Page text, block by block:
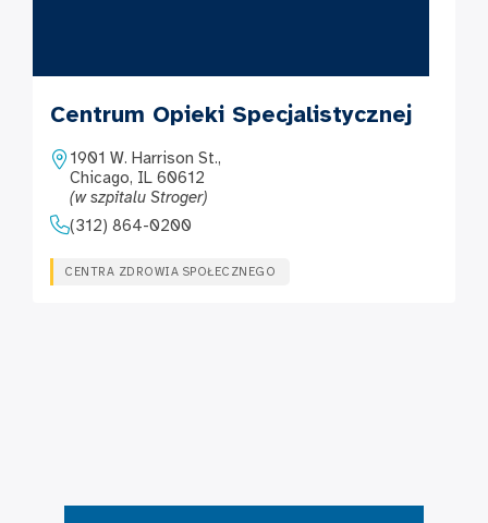
Centrum Opieki Specjalistycznej
1901 W. Harrison St.,
Chicago, IL 60612
(w szpitalu Stroger)
(312) 864-0200
CENTRA ZDROWIA SPOŁECZNEGO